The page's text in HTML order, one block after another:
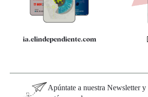
ia.elindependiente.com
Apúntate a nuestra Newsletter y